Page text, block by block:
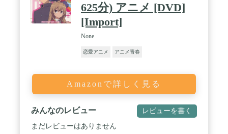
625分) アニメ [DVD]
[Import]
None
恋愛アニメ アニメ青春
Amazonで詳しく見る
みんなのレビュー レビューを書く
まだレビューはありません